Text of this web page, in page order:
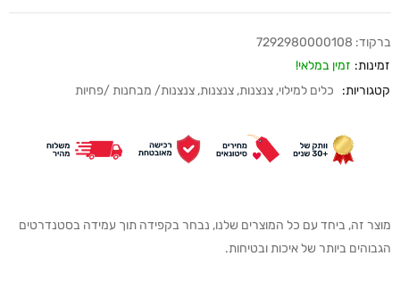
ברקוד: 7292980000108
זמינות: זמין במלאי!
קטגוריות:
כלים למילוי, צנצנות, צנצנות, צנצנות/ מבחנות /פחיות
מוצר זה, ביחד עם כל המוצרים שלנו, נבחר בקפידה תוך עמידה בסטנדרטים
הגבוהים ביותר של איכות ובטיחות.